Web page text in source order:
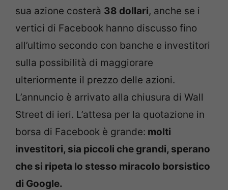
sua azione costerà 38 dollari, anche se i
vertici di Facebook hanno discusso fino
all’ultimo secondo con banche e investitori
sulla possibilità di maggiorare
ulteriormente il prezzo delle azioni.
L’annuncio è arrivato alla chiusura di Wall
Street di ieri. L’attesa per la quotazione in
borsa di Facebook è grande: molti
investitori, sia piccoli che grandi, sperano
che si ripeta lo stesso miracolo borsistico
di Google.